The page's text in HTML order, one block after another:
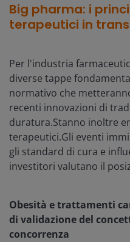
Big pharma: i
terapeutici in
Per l'industria
diverse tappe
normativo che
recenti innovazioni di
duratura.Stanno inoltre
terapeutici.Gli eventi
gli standard di cura e
investitori valutano il
Obesità e trattamenti
di validazione del
concorrenza